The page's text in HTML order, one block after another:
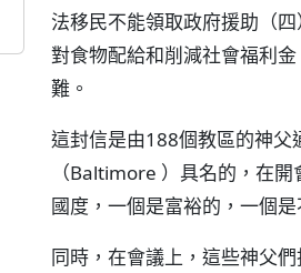
法移民不能領取政府援助（
對食物配給和削減社會福利
難。
這封信是由188個教區的神
（Baltimore ）具名的，在
國度，一個是富裕的，一個
同時，在會議上，這些神父